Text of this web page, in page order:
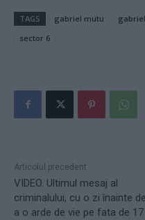
TAGS gabriel mutu
sector 6
Articolul precedent
VIDEO. Ultimul mesaj al
criminalului, cu o zi înainte de
a o arde de vie pe fata de 17